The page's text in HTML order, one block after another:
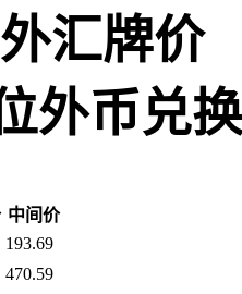
汇牌价
外币兑
中间价
193.69
470.59